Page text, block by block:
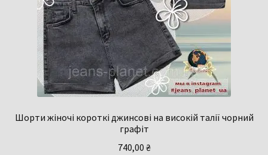
Шорти жіночі короткі джинсові на високій талії чорний
графіт
740,00 ₴